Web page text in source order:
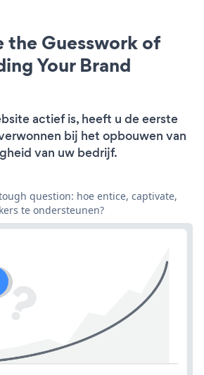
the Guesswork of
Your Brand
actief is, heeft u de eerste
bij het opbouwen van
van uw bedrijf.
question: hoe entice, captivate,
te ondersteunen?